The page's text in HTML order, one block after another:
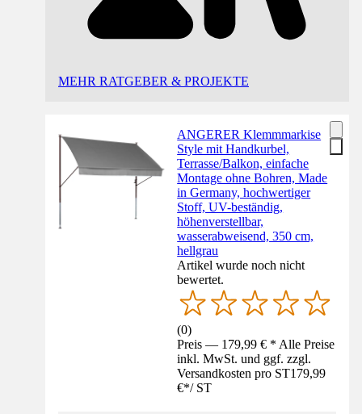
MEHR RATGEBER & PROJEKTE
ANGERER Klemmmarkise
Style mit Handkurbel,
Terrasse/Balkon, einfache
Montage ohne Bohren, Made
in Germany, hochwertiger
Stoff, UV-beständig,
höhenverstellbar,
wasserabweisend, 350 cm,
hellgrau
Artikel wurde noch nicht
bewertet.
(0)
Preis — 179,99 € * Alle Preise
inkl. MwSt. und ggf. zzgl.
Versandkosten pro ST179,99
€*/ ST